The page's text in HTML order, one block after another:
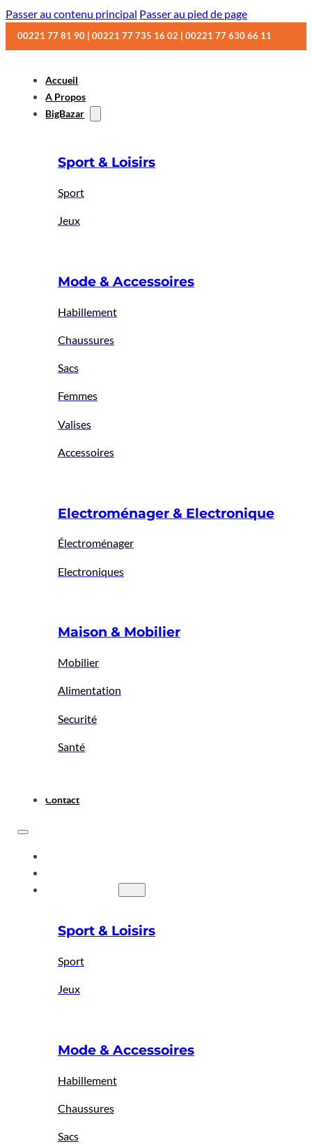
Passer au contenu principal Passer au pied de page
00221 77 81 90 | 00221 77 735 16 02 | 00221 77 630 66 11
Accueil
A Propos
BigBazar
Sport & Loisirs
Sport
Jeux
Mode & Accessoires
Habillement
Chaussures
Sacs
Femmes
Valises
Accessoires
Electroménager & Electronique
Électroménager
Electroniques
Maison & Mobilier
Mobilier
Alimentation
Securité
Santé
Contact
Sport & Loisirs
Sport
Jeux
Mode & Accessoires
Habillement
Chaussures
Sacs